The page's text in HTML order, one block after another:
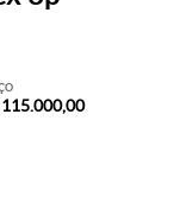
115.000,00